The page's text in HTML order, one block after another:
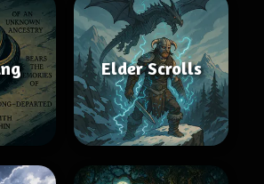
Elder Scrolls